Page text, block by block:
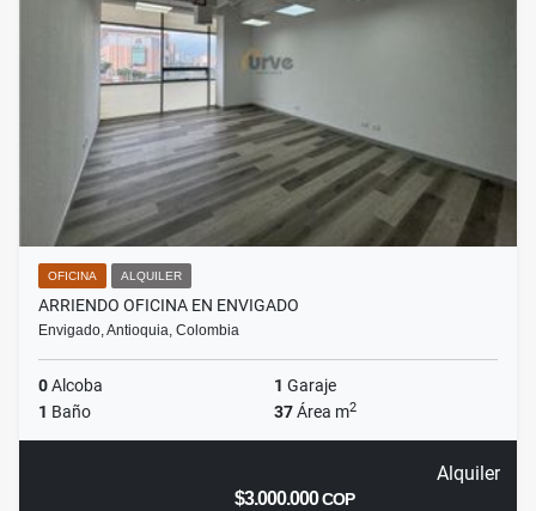
OFICINA ALQUILER
ARRIENDO OFICINA EN ENVIGADO
Envigado, Antioquia, Colombia
0Alcoba 1 Garaje
1 Baño 37Área m2
Alquiler
$3.000.000COP